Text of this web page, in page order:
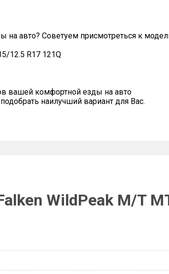
на авто? Советуем присмотреться к
12.5 R17 121Q
вашей комфортной езды на авто
наилучший вариант для Вас.
WildPeak M/T